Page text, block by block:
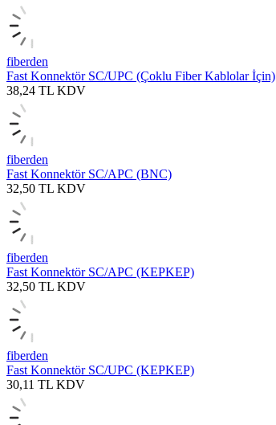
fiberden
Fast Konnektör SC/UPC (Çoklu Fiber Kablolar İçin)
38,24 TL KDV
fiberden
Fast Konnektör SC/APC (BNC)
32,50 TL KDV
fiberden
Fast Konnektör SC/APC (KEPKEP)
32,50 TL KDV
fiberden
Fast Konnektör SC/UPC (KEPKEP)
30,11 TL KDV